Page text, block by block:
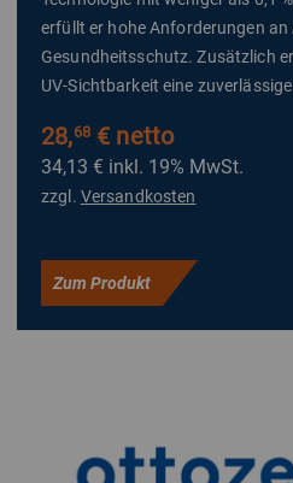
erfüllt er hohe Anforderungen an
Gesundheitsschutz. Zusätzlich
UV-Sichtbarkeit eine
28,68€ netto
34,13 € inkl. 19% MwSt.
zzgl. Versandkosten
Zum Produkt